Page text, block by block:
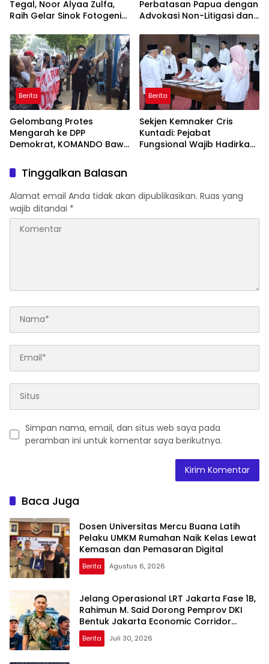
Tegal, Noor Alyaa Zulfa,
Raih Gelar Sinok Fotogenik
Perbatasan Papua dengan
Advokasi Non-Litigasi dan
Berita
Gelombang Protes
Mengarah ke DPP
Demokrat, KOMANDO Bawa
Dody Hanggodo
Berita
Sekjen Kemnaker Cris
Kuntadi: Pejabat
Fungsional Wajib Hadirkan
Tinggalkan Balasan
Alamat email Anda tidak akan dipublikasikan. Ruas yang
wajib ditandai *
Simpan nama, email, dan situs web saya pada
peramban ini untuk komentar saya berikutnya.
Baca Juga
Dosen Universitas Mercu Buana Latih
Pelaku UMKM Rumahan Naik Kelas Lewat
Kemasan dan Pemasaran Digital
Berita Agustus 6, 2026
Jelang Operasional LRT Jakarta Fase 1B,
Rahimun M. Said Dorong Pemprov DKI
Bentuk Jakarta Economic Corridor
Initiative
Berita Juli 30, 2026